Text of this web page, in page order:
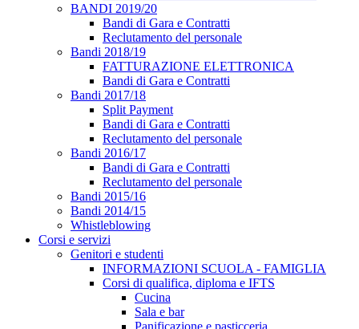
BANDI 2019/20
Bandi di Gara e Contratti
Reclutamento del personale
Bandi 2018/19
FATTURAZIONE ELETTRONICA
Bandi di Gara e Contratti
Bandi 2017/18
Split Payment
Bandi di Gara e Contratti
Reclutamento del personale
Bandi 2016/17
Bandi di Gara e Contratti
Reclutamento del personale
Bandi 2015/16
Bandi 2014/15
Whistleblowing
Corsi e servizi
Genitori e studenti
INFORMAZIONI SCUOLA - FAMIGLIA
Corsi di qualifica, diploma e IFTS
Cucina
Sala e bar
Panificazione e pasticceria